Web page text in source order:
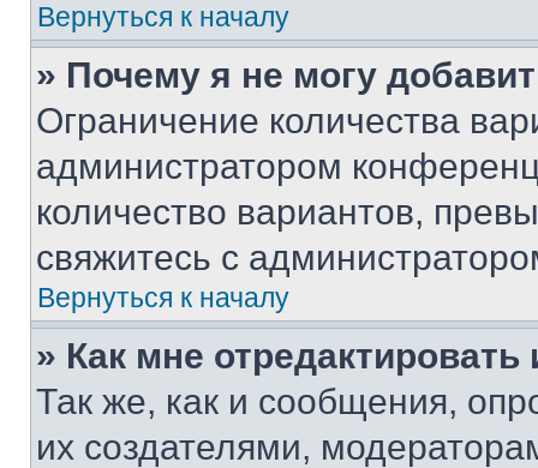
Вернуться к началу
» Почему я не могу
Ограничение количества
администратором
количество вариантов,
свяжитесь с
Вернуться к началу
» Как мне
Так же, как и сообщения,
их создателями,